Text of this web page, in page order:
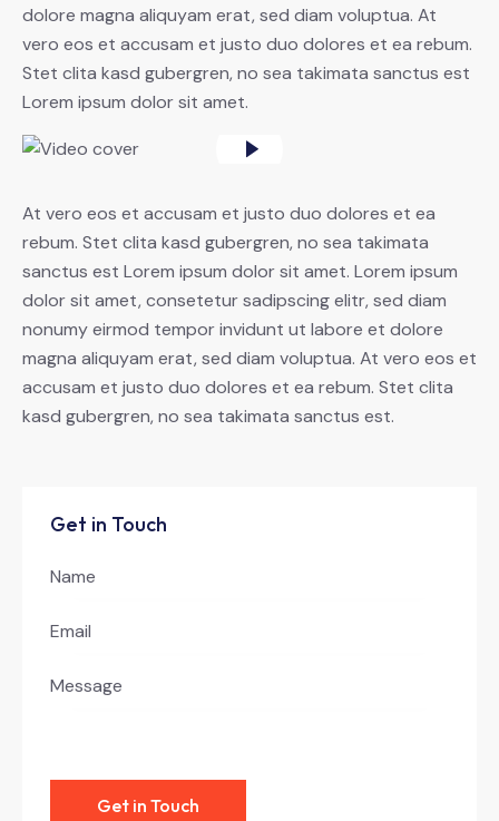
dolore magna aliquyam erat, sed diam voluptua. At
vero eos et accusam et justo duo dolores et ea rebum.
Stet clita kasd gubergren, no sea takimata sanctus est
Lorem ipsum dolor sit amet.
At vero eos et accusam et justo duo dolores et ea
rebum. Stet clita kasd gubergren, no sea takimata
sanctus est Lorem ipsum dolor sit amet. Lorem ipsum
dolor sit amet, consetetur sadipscing elitr, sed diam
nonumy eirmod tempor invidunt ut labore et dolore
magna aliquyam erat, sed diam voluptua. At vero eos et
accusam et justo duo dolores et ea rebum. Stet clita
kasd gubergren, no sea takimata sanctus est.
Get in Touch